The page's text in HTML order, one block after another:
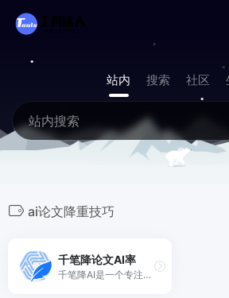
站内 搜索 社区
ai论文降重技巧
千笔降论文AI率
千笔降AI是一个专注于降低论文AI率（AIGC率）和降低重复率的工具，通过语义同位素分析和风格迁移网络，注入人类写作的不规则性，消除AI生成文本的特征，使论文AI率和查重率下降至10%以下，顺利通过高校教员的双盲实验和知网、维普、turnitin等平台检测。